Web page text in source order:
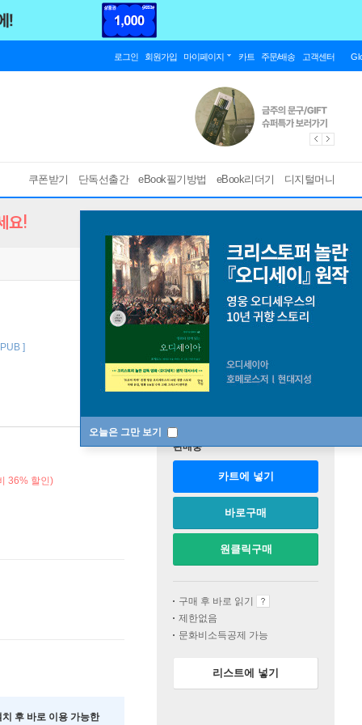
로그인 회원가입 마이페이지 카트 주문/배송 고객센터
쿠폰받기 단독선출간 eBook필기방법 eBook리더기 디지털머니
오늘은 그만 보기
요!
]
36% 할인)
후 바로 이용 가능한
판매중
카트에 넣기
바로구매
원클릭구매
구매 후 바로 읽기
제한없음
문화비소득공제 가능
리스트에 넣기